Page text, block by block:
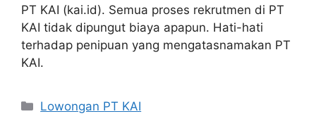
PT KAI (kai.id). Semua proses rekrutmen di PT
KAI tidak dipungut biaya apapun. Hati-hati
terhadap penipuan yang mengatasnamakan PT
KAI.
Categories
Lowongan PT KAI